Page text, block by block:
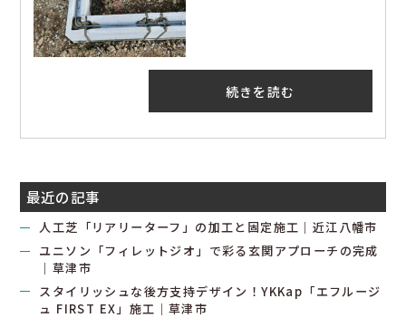
続きを読む
最近の記事
人工芝「リアリーターフ」の加工と固定施工｜近江八幡市
ユニソン「フィレットジオ」で彩る玄関アプローチの完成
｜草津市
スタイリッシュな後方支持デザイン！YKKap「エフルージ
ュ FIRST EX」施工｜草津市